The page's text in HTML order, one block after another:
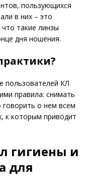
пользующихся
в них – это
такие линзы
дня ношения.
пользователей КЛ
правила: снимать
о нем всем
к которым приводит
гигиены и
для